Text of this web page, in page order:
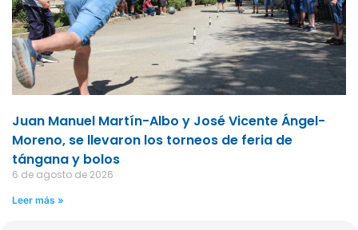
Juan Manuel Martín-Albo y José Vicente Ángel-
Moreno, se llevaron los torneos de feria de
tángana y bolos
6 de agosto de 2026
Leer más »